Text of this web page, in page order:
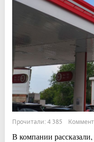
Прочитали: 4 385
В компании рассказали,